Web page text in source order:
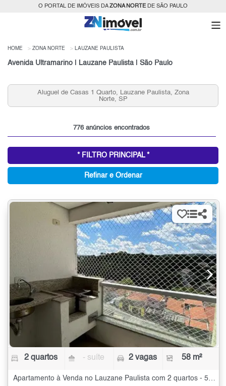
O PORTAL DE IMÓVEIS DAZONA NORTEDE SÃO PAULO
HOME ZONA NORTE LAUZANE PAULISTA
Avenida Ultramarino | Lauzane Paulista | São Paulo
Aluguel de Casas 1 Quarto, Lauzane Paulista, Zona
Norte, SP
776 anúncios encontrados
* FILTRO PRINCIPAL *
Refinar e Ordenar
2 quartos - suíte 2 vagas 58 m²
Apartamento à Venda no Lauzane Paulista com 2 quartos - 58 m²